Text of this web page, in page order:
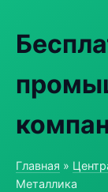
Главная »
Металлика